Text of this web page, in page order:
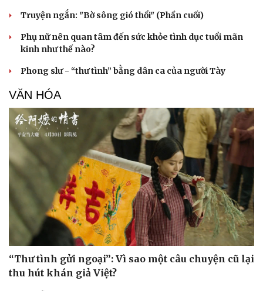
Truyện ngắn: "Bờ sông gió thổi" (Phần cuối)
Phụ nữ nên quan tâm đến sức khỏe tình dục tuổi mãn
kinh như thế nào?
Phong slư - “thư tình” bằng dân ca của người Tày
VĂN HÓA
“Thư tình gửi ngoại”: Vì sao một câu chuyện cũ lại
thu hút khán giả Việt?